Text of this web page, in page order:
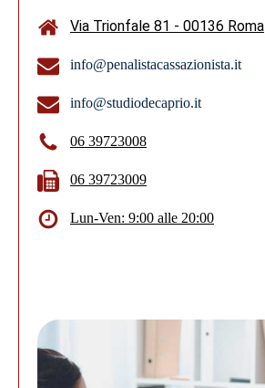
Via Trionfale 81 - 00136 Roma
info@penalistacassazionista.it
info@studiodecaprio.it
06 39723008
06 39723009
Lun-Ven: 9:00 alle 20:00